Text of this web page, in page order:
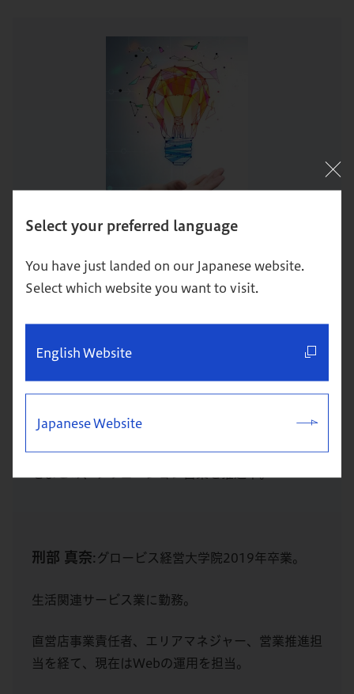
Select your preferred language
You have just landed on our Japanese website.
Select which website you want to visit.
English Website
Japanese Website
グロービス卒業生
副島 雄介 :グロービス経営大学院2019年卒業。
データセンターのセールスエンジニアリングチーム
のマネージャーとして、専門領域が異なるスタッフ
刑部 真奈:グロービス経営大学院2019年卒業。
生活関連サービス業に勤務。
直営店事業責任者、エリアマネジャー、営業推進担
当を経て、現在はWebの運用を担当。